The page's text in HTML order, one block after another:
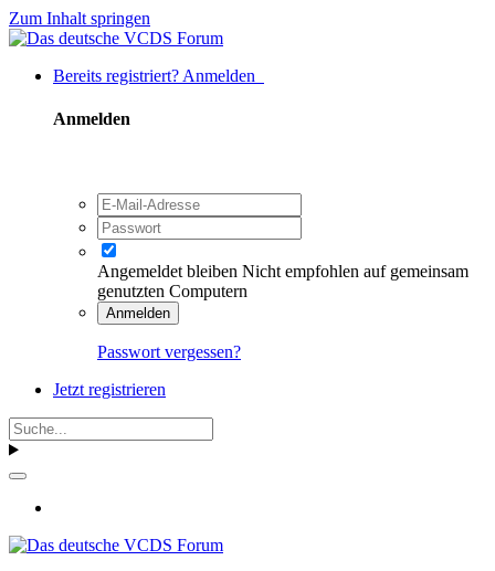
Zum Inhalt springen
Bereits registriert? Anmelden
Anmelden
Angemeldet bleiben Nicht empfohlen auf gemeinsam
genutzten Computern
Anmelden
Passwort vergessen?
Jetzt registrieren